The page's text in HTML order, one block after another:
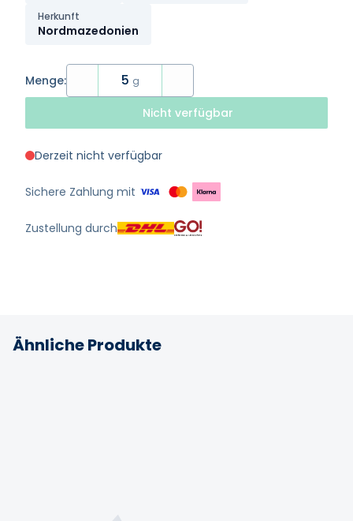
Herkunft
Nordmazedonien
Menge: 5 g
Nicht verfügbar
Derzeit nicht verfügbar
Sichere Zahlung mit
Zustellung durch
Ähnliche Produkte